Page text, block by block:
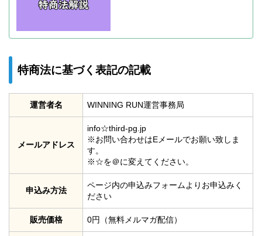
特商法に基づく表記の記載
運営者名 WINNING RUN運営事務局
メールアドレス
info☆third-pg.jp
※お問い合わせはEメールでお願い致しま
す。
※☆を＠に変えてください。
申込み方法
ページ内の申込みフォームよりお申込みく
ださい
販売価格 0円（無料メルマガ配信）